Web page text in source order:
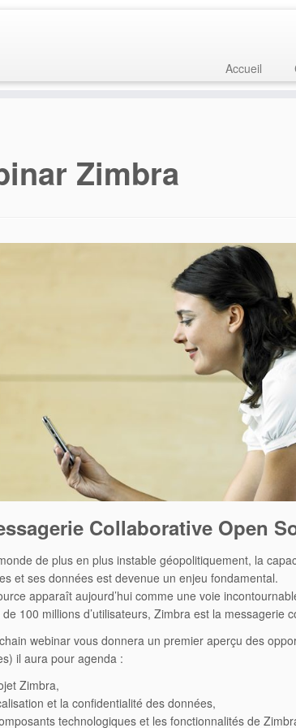
Accueil
Zimbra
Collaborative Open
de plus en plus instable géopolitiquement, la
et ses données est devenue un enjeu fondamental.
apparaît aujourd’hui comme une voie
100 millions d’utilisateurs, Zimbra est la messagerie
webinar vous donnera un premier aperçu des
il aura pour agenda :
Zimbra,
et la confidentialité des données,
technologiques et les fonctionnalités de